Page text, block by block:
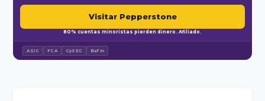
Visitar Pepperstone
80% cuentas minoristas pierden dinero. Afiliado.
ASIC FCA CySEC BaFin